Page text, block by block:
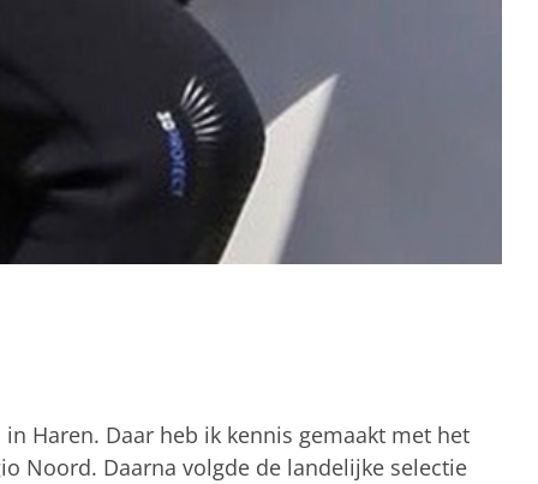
Haren. Daar heb ik kennis gemaakt met het
Noord. Daarna volgde de landelijke selectie